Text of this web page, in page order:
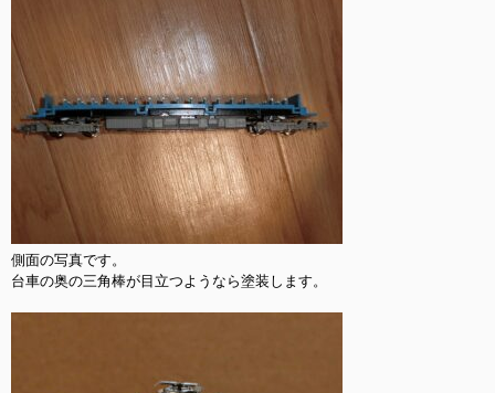
側面の写真です。
台車の奥の三角棒が目立つようなら塗装します。